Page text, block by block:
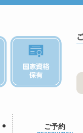
ご予約